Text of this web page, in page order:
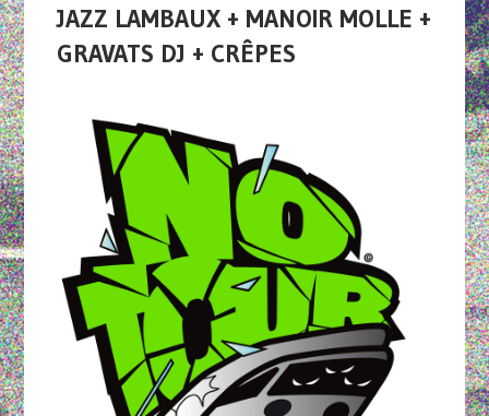
JAZZ LAMBAUX + MANOIR MOLLE +
GRAVATS DJ + CRÊPES